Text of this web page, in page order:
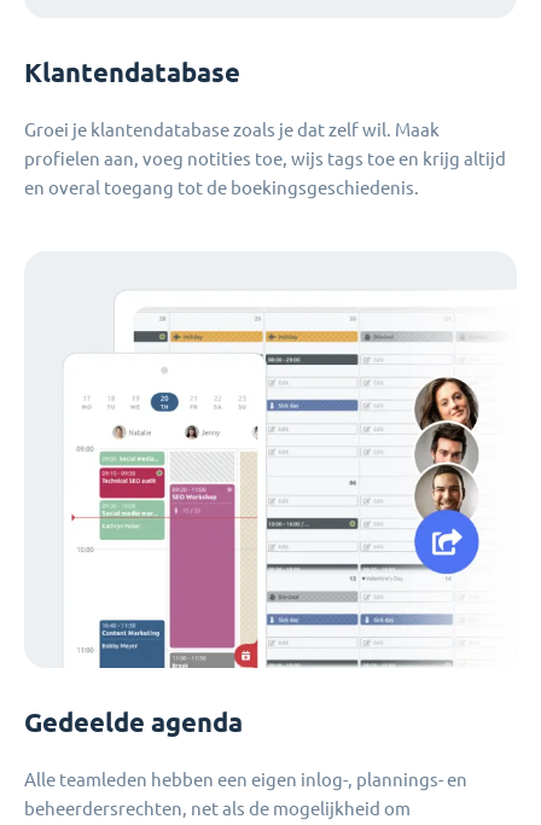
Klantendatabase
Groei je klantendatabase zoals je dat zelf wil. Maak
profielen aan, voeg notities toe, wijs tags toe en krijg altijd
en overal toegang tot de boekingsgeschiedenis.
Gedeelde agenda
Alle teamleden hebben een eigen inlog-, plannings- en
beheerdersrechten, net als de mogelijkheid om